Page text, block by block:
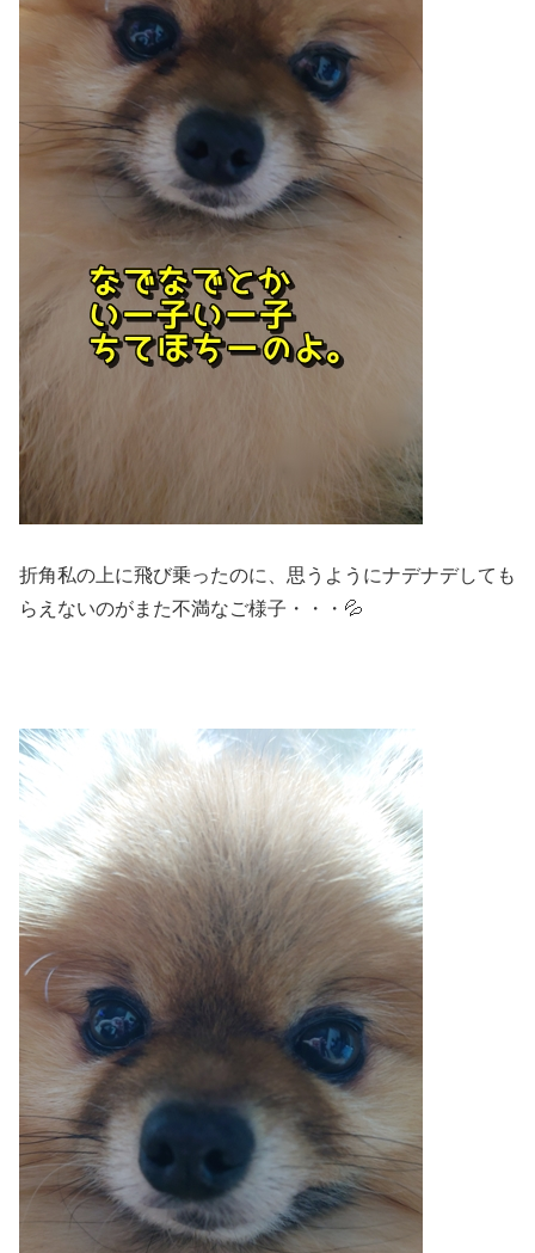
折角私の上に飛び乗ったのに、思うようにナデナデしても
らえないのがまた不満なご様子・・・💦